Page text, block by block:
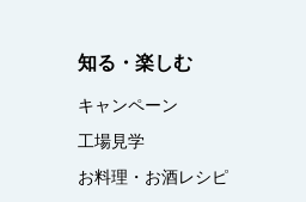
知る・楽しむ
キャンペーン
工場見学
お料理・お酒レシピ